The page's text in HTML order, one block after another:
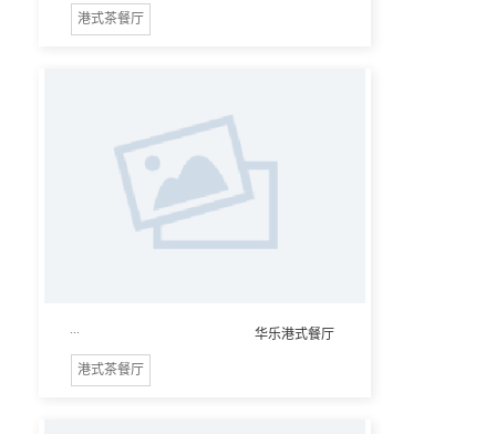
港式茶餐厅
华乐港式餐厅
港式茶餐厅